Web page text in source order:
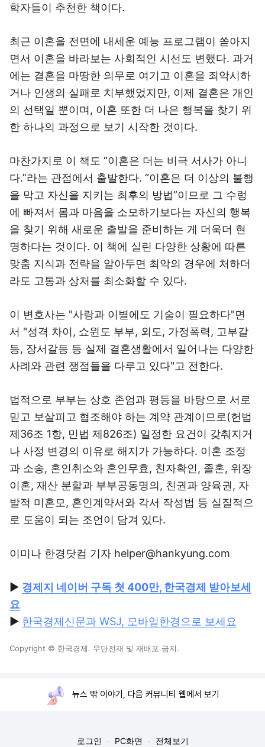
학자들이 추천한 책이다.
최근 이혼을 전면에 내세운 예능 프로그램이 쏟아지
면서 이혼을 바라보는 사회적인 시선도 변했다. 과거
에는 결혼을 마땅한 의무로 여기고 이혼을 죄악시하
거나 인생의 실패로 치부했었지만, 이제 결혼은 개인
의 선택일 뿐이며, 이혼 또한 더 나은 행복을 찾기 위
한 하나의 과정으로 보기 시작한 것이다.
마찬가지로 이 책도 “이혼은 더는 비극 서사가 아니
다.”라는 관점에서 출발한다. “이혼은 더 이상의 불행
을 막고 자신을 지키는 최후의 방법”이므로 그 수렁
에 빠져서 몸과 마음을 소모하기보다는 자신의 행복
을 찾기 위해 새로운 출발을 준비하는 게 더욱더 현
명하다는 것이다. 이 책에 실린 다양한 상황에 따른
맞춤 지식과 전략을 알아두면 최악의 경우에 처하더
라도 고통과 상처를 최소화할 수 있다.
이 변호사는 "사랑과 이별에도 기술이 필요하다"면
서 "성격 차이, 쇼윈도 부부, 외도, 가정폭력, 고부갈
등, 장서갈등 등 실제 결혼생활에서 일어나는 다양한
사례와 관련 쟁점들을 다루고 있다"고 전한다.
법적으로 부부는 상호 존엄과 평등을 바탕으로 서로
믿고 보살피고 협조해야 하는 계약 관계이므로(헌법
제36조 1항, 민법 제826조) 일정한 요건이 갖춰지거
나 사정 변경의 이유로 해지가 가능하다. 이혼 조정
과 소송, 혼인취소와 혼인무효, 친자확인, 졸혼, 위장
이혼, 재산 분할과 부부공동명의, 친권과 양육권, 자
발적 미혼모, 혼인계약서와 각서 작성법 등 실질적으
로 도움이 되는 조언이 담겨 있다.
이미나 한경닷컴 기자 helper@hankyung.com
▶ 경제지 네이버 구독 첫 400만, 한국경제 받아보세
요
▶ 한국경제신문과 WSJ, 모바일한경으로 보세요
Copyright © 한국경제. 무단전재 및 재배포 금지.
뉴스 밖 이야기, 다음 커뮤니티 웹에서 보기
로그인 PC화면 전체보기